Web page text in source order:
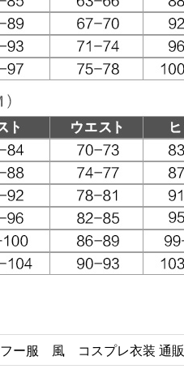
ー服 風 コスプレ衣装 通販